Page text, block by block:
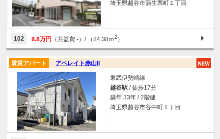
埼玉県越谷市蒲生西町１丁目
102 8.8万円 （共益費 -）/ （24.38ｍ2 ）
アペレイト赤山II
賃貸アパート
東武伊勢崎線
越谷駅 / 徒歩17分
築年 33年 / 2階建
埼玉県越谷市谷中町１丁目